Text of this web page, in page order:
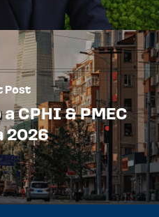
Post
CPHI & PMEC
2026